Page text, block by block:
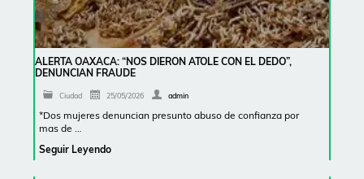
ALERTA OAXACA: “NOS DIERON ATOLE CON EL DEDO”,
DENUNCIAN FRAUDE
Ciudad 25/05/2026 admin
*Dos mujeres denuncian presunto abuso de confianza por
mas de …
Seguir Leyendo